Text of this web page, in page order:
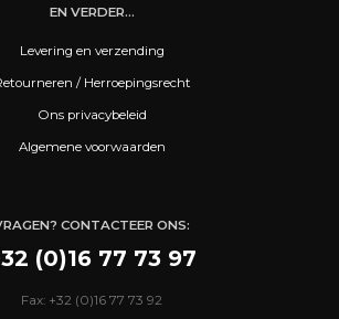
EN VERDER...
Levering en verzending
/ Herroepingsrecht
Ons privacybeleid
Algemene voorwaarden
CONTACTEER ONS:
(0)16 77 73 97
Fax: +32 (0)16 77 73 92